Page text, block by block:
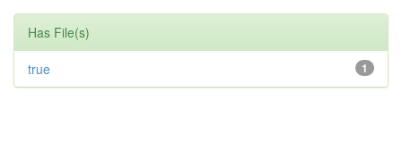
Has File(s)
1
true